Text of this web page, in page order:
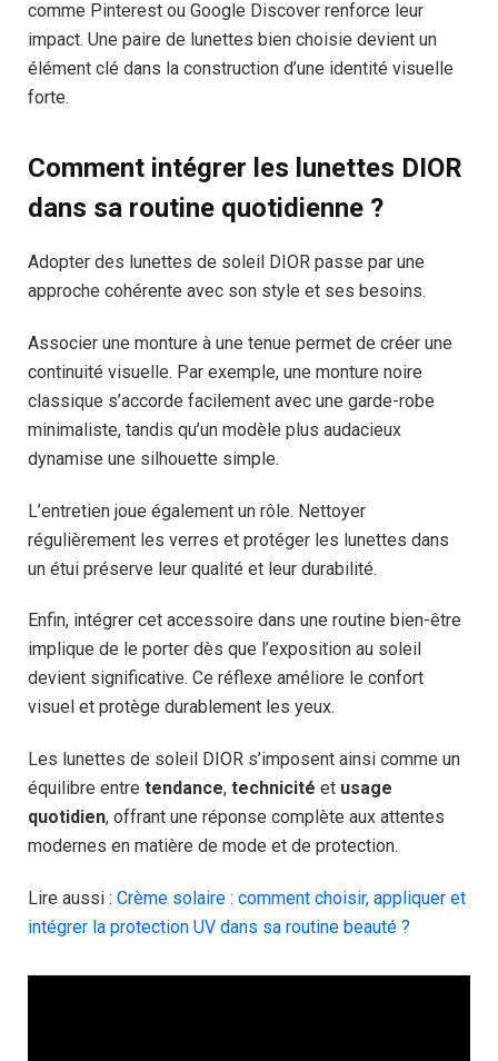
comme Pinterest ou Google Discover renforce leur
impact. Une paire de lunettes bien choisie devient un
élément clé dans la construction d’une identité visuelle
forte.
Comment intégrer les lunettes DIOR
dans sa routine quotidienne ?
Adopter des lunettes de soleil DIOR passe par une
approche cohérente avec son style et ses besoins.
Associer une monture à une tenue permet de créer une
continuité visuelle. Par exemple, une monture noire
classique s’accorde facilement avec une garde-robe
minimaliste, tandis qu’un modèle plus audacieux
dynamise une silhouette simple.
L’entretien joue également un rôle. Nettoyer
régulièrement les verres et protéger les lunettes dans
un étui préserve leur qualité et leur durabilité.
Enfin, intégrer cet accessoire dans une routine bien-être
implique de le porter dès que l’exposition au soleil
devient significative. Ce réflexe améliore le confort
visuel et protège durablement les yeux.
Les lunettes de soleil DIOR s’imposent ainsi comme un
équilibre entre tendance, technicité et usage
quotidien, offrant une réponse complète aux attentes
modernes en matière de mode et de protection.
Lire aussi : Crème solaire : comment choisir, appliquer et
intégrer la protection UV dans sa routine beauté ?